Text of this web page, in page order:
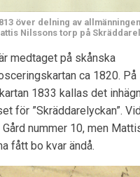
över delning av
Nilssons torp på
medtaget på skånska
ca 1820. På
1833 kallas det
för ”Skräddarelyckan”.
Gård nummer 10, men
fått bo kvar ändå.